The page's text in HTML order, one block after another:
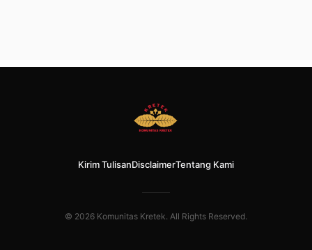
Kirim TulisanDisclaimerTentang Kami
© 2026 Komunitas Kretek. All Rights Reserved.